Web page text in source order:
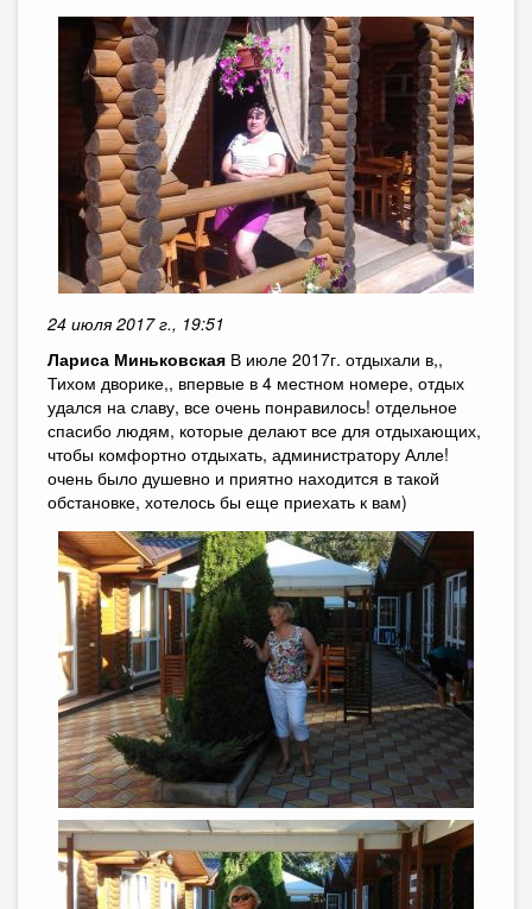
24 июля 2017 г., 19:51
Лариса Миньковская В июле 2017г. отдыхали в,,
Тихом дворике,, впервые в 4 местном номере, отдых
удался на славу, все очень понравилось! отдельное
спасибо людям, которые делают все для отдыхающих,
чтобы комфортно отдыхать, администратору Алле!
очень было душевно и приятно находится в такой
обстановке, хотелось бы еще приехать к вам)